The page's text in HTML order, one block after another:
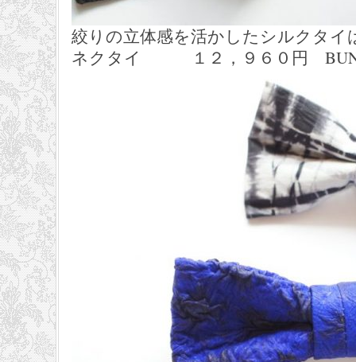
絞りの立体感を活かしたシルクタイ
ネクタイ １２，９６０円